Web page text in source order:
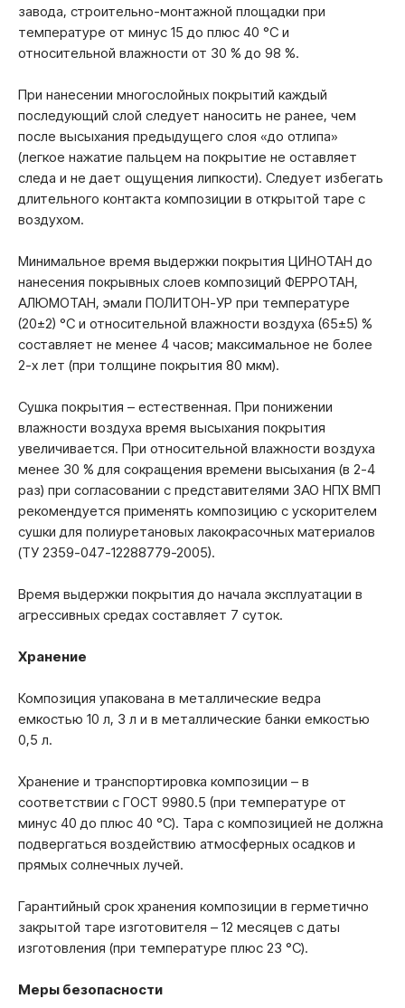
завода, строительно-монтажной площадки при
температуре от минус 15 до плюс 40 °С и
относительной влажности от 30 % до 98 %.
При нанесении многослойных покрытий каждый
последующий слой следует наносить не ранее, чем
после высыхания предыдущего слоя «до отлипа»
(легкое нажатие пальцем на покрытие не оставляет
следа и не дает ощущения липкости). Следует избегать
длительного контакта композиции в открытой таре с
воздухом.
Минимальное время выдержки покрытия ЦИНОТАН до
нанесения покрывных слоев композиций ФЕРРОТАН,
АЛЮМОТАН, эмали ПОЛИТОН-УР при температуре
(20±2) °С и относительной влажности воздуха (65±5) %
составляет не менее 4 часов; максимальное не более
2-х лет (при толщине покрытия 80 мкм).
Сушка покрытия – естественная. При понижении
влажности воздуха время высыхания покрытия
увеличивается. При относительной влажности воздуха
менее 30 % для сокращения времени высыхания (в 2-4
раз) при согласовании с представителями ЗАО НПХ ВМП
рекомендуется применять композицию с ускорителем
сушки для полиуретановых лакокрасочных материалов
(ТУ 2359-047-12288779-2005).
Время выдержки покрытия до начала эксплуатации в
агрессивных средах составляет 7 суток.
Хранение
Композиция упакована в металлические ведра
емкостью 10 л, 3 л и в металлические банки емкостью
0,5 л.
Хранение и транспортировка композиции – в
соответствии с ГОСТ 9980.5 (при температуре от
минус 40 до плюс 40 °С). Тара с композицией не должна
подвергаться воздействию атмосферных осадков и
прямых солнечных лучей.
Гарантийный срок хранения композиции в герметично
закрытой таре изготовителя – 12 месяцев с даты
изготовления (при температуре плюс 23 °С).
Меры безопасности